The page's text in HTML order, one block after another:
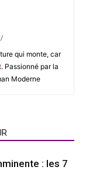
qui monte, car
. Passionné par la
Moderne
: les 7